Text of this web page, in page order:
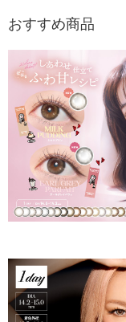
おすすめ商品